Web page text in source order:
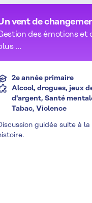
vent de
des émotions et
...
2e année primaire
Alcool, drogues, jeux
d'argent, Santé
Tabac, Violence
guidée suite à